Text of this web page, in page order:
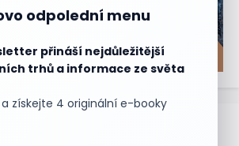
odpolední menu
přináší nejdůležitější
trhů a informace ze světa
získejte 4 originální e-booky